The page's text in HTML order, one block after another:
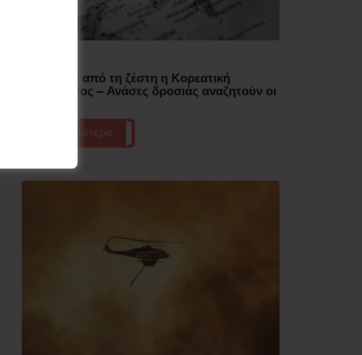
“Έλιωσε” από τη ζέστη η Κορεατική
Χερσόνησος – Ανάσες δροσιάς αναζητούν οι
Περισσότερα